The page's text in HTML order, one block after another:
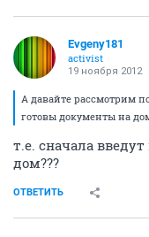
Evgeny181
activist
19 ноября 2012
А давайте рассмотрим
готовы документы на
т.е. сначала
дом???
ОТВЕТИТЬ